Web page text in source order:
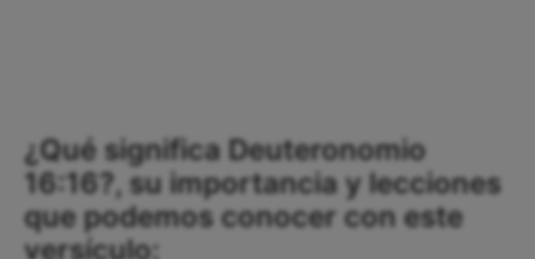
¿Qué significa Deuteronomio
16:16?, su importancia y lecciones
que podemos conocer con este
versículo: